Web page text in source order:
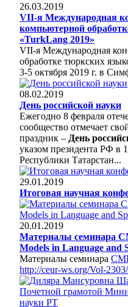
26.03.2019
VII-я Международная
компьютерной
«TurkLang 2019»
VII-я Международная
обработке тюркских
3-5 октября 2019 г. в
08.02.2019
День российской науки
Ежегодно 8 февраля
сообщество отмечает
праздник – День
указом президента РФ в
Республики Татарстан...
29.01.2019
Итоговая научная
20.01.2019
Материалы семинара
Models in Language and
Материалы семинара
http://ceur-ws.org/Vol-2303/